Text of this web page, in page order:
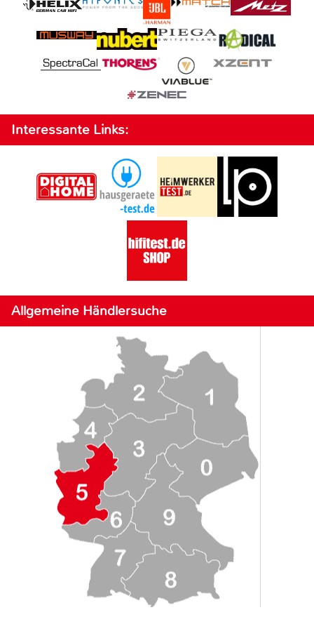
Interessante Links:
Allgemeine Händlersuche